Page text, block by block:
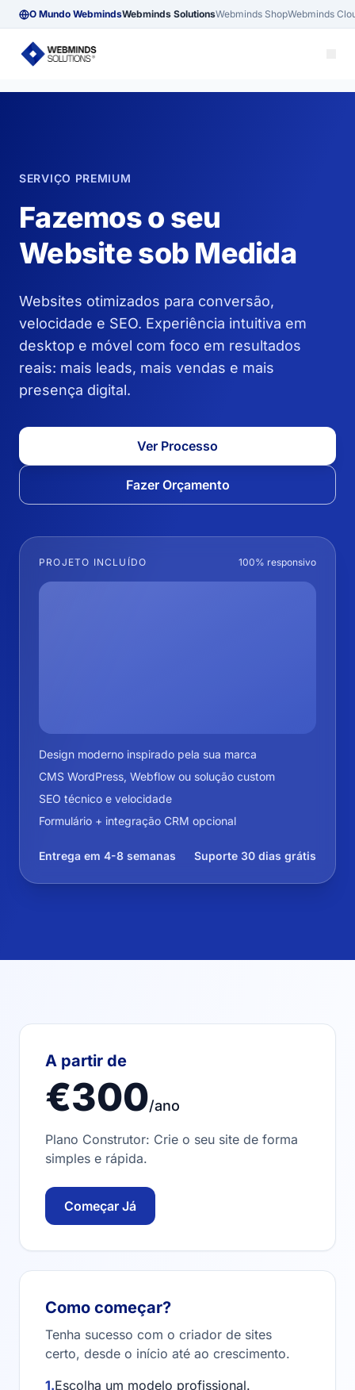
O Mundo WebmindsWebminds SolutionsWebminds ShopWebminds
SERVIÇO PREMIUM
Fazemos o seu
Website sob Medida
Websites otimizados para conversão,
velocidade e SEO. Experiência intuitiva em
desktop e móvel com foco em resultados
reais: mais leads, mais vendas e mais
presença digital.
Ver Processo
Fazer Orçamento
PROJETO INCLUÍDO 100% responsivo
Design moderno inspirado pela sua marca
CMS WordPress, Webflow ou solução custom
SEO técnico e velocidade
Formulário + integração CRM opcional
Entrega em 4-8 semanas Suporte 30 dias grátis
A partir de
€300/ano
Plano Construtor: Crie o seu site de forma
simples e rápida.
Começar Já
Como começar?
Tenha sucesso com o criador de sites
certo, desde o início até ao crescimento.
1.Escolha um modelo profissional.